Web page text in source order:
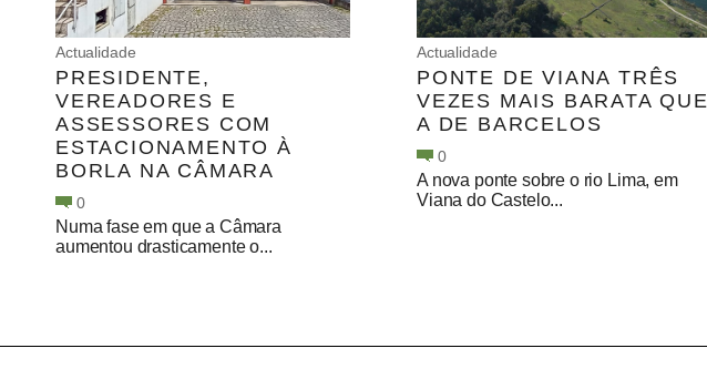
Actualidade
PRESIDENTE,
VEREADORES E
ASSESSORES COM
ESTACIONAMENTO À
BORLA NA CÂMARA
0
Numa fase em que a Câmara
aumentou drasticamente o...
Actualidade
PONTE DE VIANA TRÊS
VEZES MAIS BARATA QUE
A DE BARCELOS
0
A nova ponte sobre o rio Lima, em
Viana do Castelo...